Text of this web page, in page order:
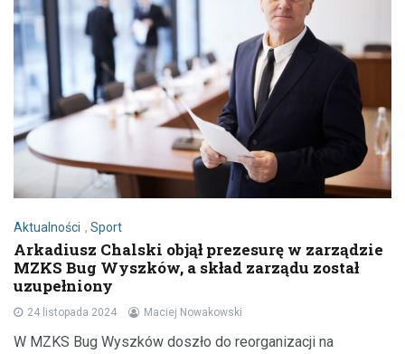
Aktualności , Sport
Arkadiusz Chalski objął prezesurę w zarządzie
MZKS Bug Wyszków, a skład zarządu został
uzupełniony
24 listopada 2024 Maciej Nowakowski
W MZKS Bug Wyszków doszło do reorganizacji na